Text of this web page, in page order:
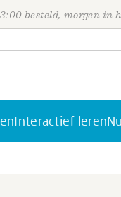
besteld, morgen in
Interactief leren